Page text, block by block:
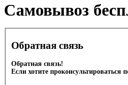
Cамовывоз
Обратная связь
Обратная связь!
Если хотите